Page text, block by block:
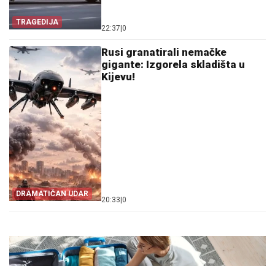
TRAGEDIJA
22:37 0
DRAMATIČAN UDAR
Rusi granatirali nemačke
gigante: Izgorela skladišta u
Kijevu!
20:33 0